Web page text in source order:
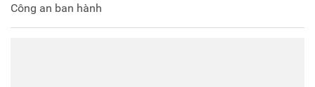
Công an ban hành